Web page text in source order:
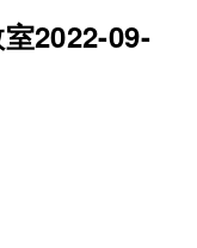
2022-09-